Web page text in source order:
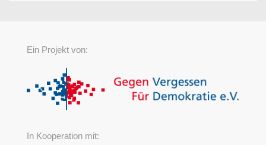
Ein Projekt von:
In Kooperation mit: